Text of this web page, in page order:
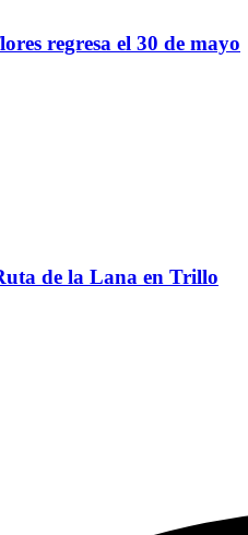
regresa el 30 de mayo
de la Lana en Trillo